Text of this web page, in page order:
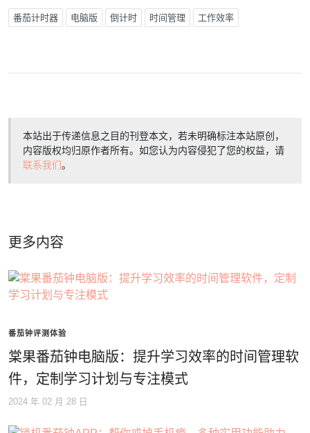
番茄计时器 电脑版 倒计时 时间管理 工作效率
本站出于传递信息之目的刊登本文，若未明确标注本站原创，
内容版权均归原作者所有。如您认为内容侵犯了您的权益，请
联系我们。
更多内容
番茄钟评测体验
棠果番茄钟电脑版：提升学习效率的时间管理软
件，定制学习计划与专注模式
2024 年 02 月 28 日